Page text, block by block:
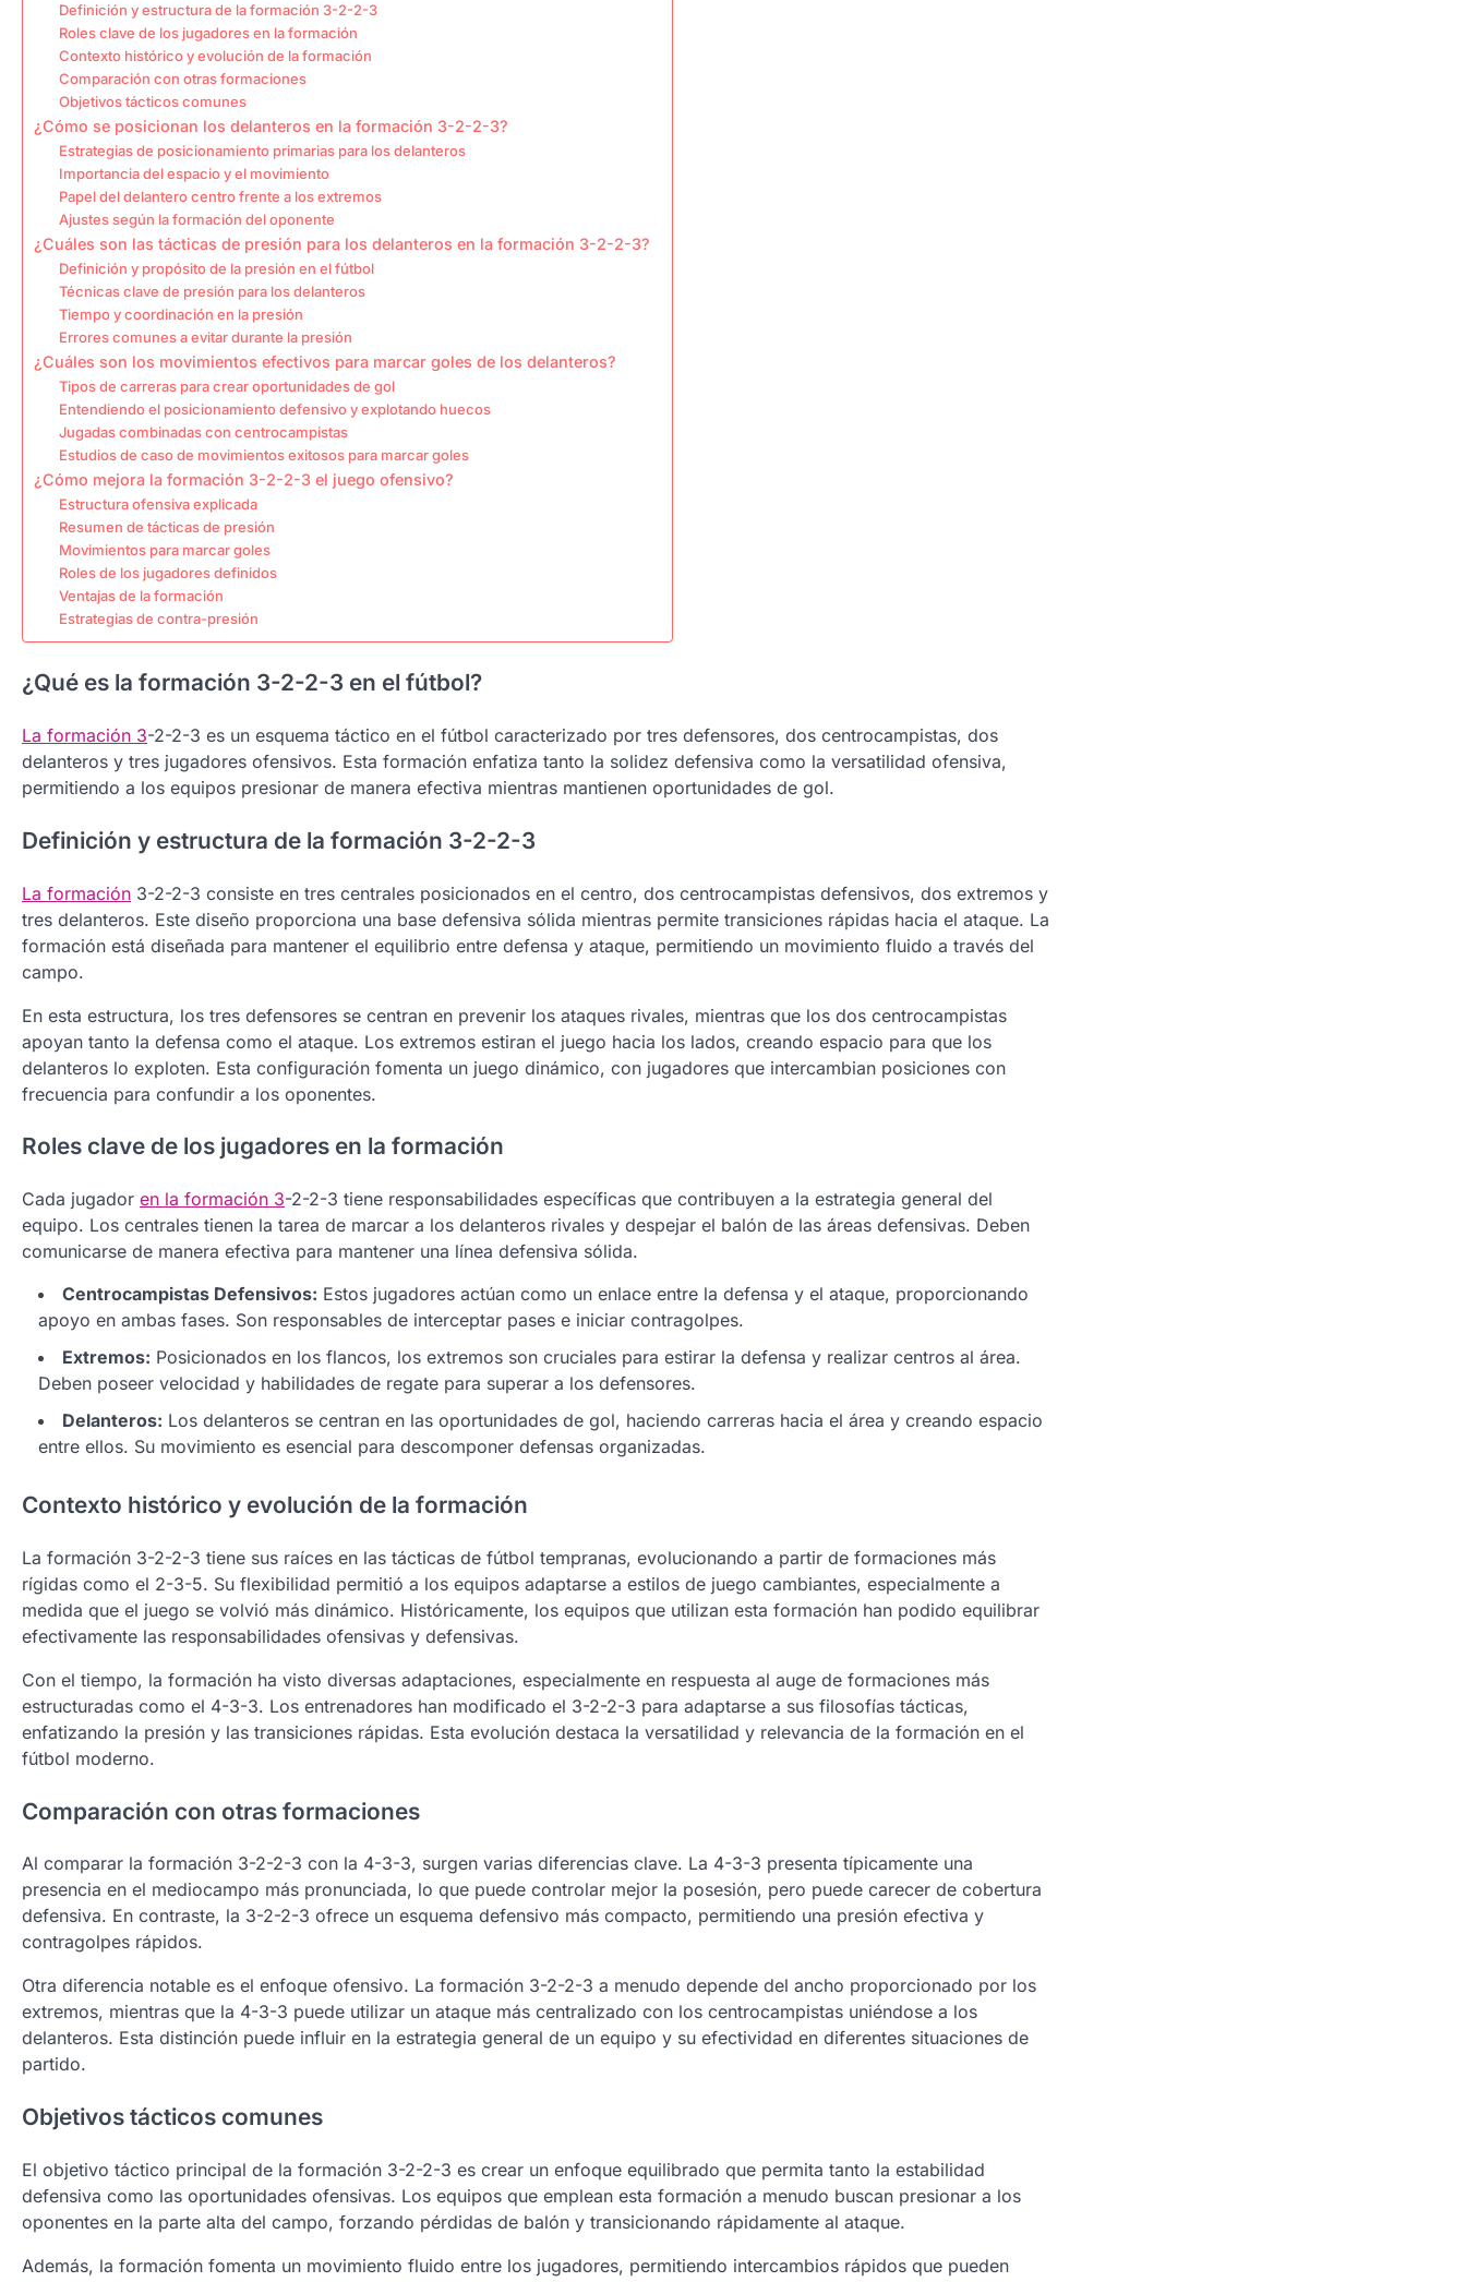
Definición y estructura de la formación 3-2-2-3
Roles clave de los jugadores en la formación
Contexto histórico y evolución de la formación
Comparación con otras formaciones
Objetivos tácticos comunes
¿Cómo se posicionan los delanteros en la formación 3-2-2-3?
Estrategias de posicionamiento primarias para los delanteros
Importancia del espacio y el movimiento
Papel del delantero centro frente a los extremos
Ajustes según la formación del oponente
¿Cuáles son las tácticas de presión para los delanteros en la formación 3-2-2-3?
Definición y propósito de la presión en el fútbol
Técnicas clave de presión para los delanteros
Tiempo y coordinación en la presión
Errores comunes a evitar durante la presión
¿Cuáles son los movimientos efectivos para marcar goles de los delanteros?
Tipos de carreras para crear oportunidades de gol
Entendiendo el posicionamiento defensivo y explotando huecos
Jugadas combinadas con centrocampistas
Estudios de caso de movimientos exitosos para marcar goles
¿Cómo mejora la formación 3-2-2-3 el juego ofensivo?
Estructura ofensiva explicada
Resumen de tácticas de presión
Movimientos para marcar goles
Roles de los jugadores definidos
Ventajas de la formación
Estrategias de contra-presión
¿Qué es la formación 3-2-2-3 en el fútbol?
La formación 3-2-2-3 es un esquema táctico en el fútbol caracterizado por tres defensores, dos centrocampistas, dos
delanteros y tres jugadores ofensivos. Esta formación enfatiza tanto la solidez defensiva como la versatilidad ofensiva,
permitiendo a los equipos presionar de manera efectiva mientras mantienen oportunidades de gol.
Definición y estructura de la formación 3-2-2-3
La formación 3-2-2-3 consiste en tres centrales posicionados en el centro, dos centrocampistas defensivos, dos extremos y
tres delanteros. Este diseño proporciona una base defensiva sólida mientras permite transiciones rápidas hacia el ataque. La
formación está diseñada para mantener el equilibrio entre defensa y ataque, permitiendo un movimiento fluido a través del
campo.
En esta estructura, los tres defensores se centran en prevenir los ataques rivales, mientras que los dos centrocampistas
apoyan tanto la defensa como el ataque. Los extremos estiran el juego hacia los lados, creando espacio para que los
delanteros lo exploten. Esta configuración fomenta un juego dinámico, con jugadores que intercambian posiciones con
frecuencia para confundir a los oponentes.
Roles clave de los jugadores en la formación
Cada jugador en la formación 3-2-2-3 tiene responsabilidades específicas que contribuyen a la estrategia general del
equipo. Los centrales tienen la tarea de marcar a los delanteros rivales y despejar el balón de las áreas defensivas. Deben
comunicarse de manera efectiva para mantener una línea defensiva sólida.
Centrocampistas Defensivos: Estos jugadores actúan como un enlace entre la defensa y el ataque, proporcionando
apoyo en ambas fases. Son responsables de interceptar pases e iniciar contragolpes.
Extremos: Posicionados en los flancos, los extremos son cruciales para estirar la defensa y realizar centros al área.
Deben poseer velocidad y habilidades de regate para superar a los defensores.
Delanteros: Los delanteros se centran en las oportunidades de gol, haciendo carreras hacia el área y creando espacio
entre ellos. Su movimiento es esencial para descomponer defensas organizadas.
Contexto histórico y evolución de la formación
La formación 3-2-2-3 tiene sus raíces en las tácticas de fútbol tempranas, evolucionando a partir de formaciones más
rígidas como el 2-3-5. Su flexibilidad permitió a los equipos adaptarse a estilos de juego cambiantes, especialmente a
medida que el juego se volvió más dinámico. Históricamente, los equipos que utilizan esta formación han podido equilibrar
efectivamente las responsabilidades ofensivas y defensivas.
Con el tiempo, la formación ha visto diversas adaptaciones, especialmente en respuesta al auge de formaciones más
estructuradas como el 4-3-3. Los entrenadores han modificado el 3-2-2-3 para adaptarse a sus filosofías tácticas,
enfatizando la presión y las transiciones rápidas. Esta evolución destaca la versatilidad y relevancia de la formación en el
fútbol moderno.
Comparación con otras formaciones
Al comparar la formación 3-2-2-3 con la 4-3-3, surgen varias diferencias clave. La 4-3-3 presenta típicamente una
presencia en el mediocampo más pronunciada, lo que puede controlar mejor la posesión, pero puede carecer de cobertura
defensiva. En contraste, la 3-2-2-3 ofrece un esquema defensivo más compacto, permitiendo una presión efectiva y
contragolpes rápidos.
Otra diferencia notable es el enfoque ofensivo. La formación 3-2-2-3 a menudo depende del ancho proporcionado por los
extremos, mientras que la 4-3-3 puede utilizar un ataque más centralizado con los centrocampistas uniéndose a los
delanteros. Esta distinción puede influir en la estrategia general de un equipo y su efectividad en diferentes situaciones de
partido.
Objetivos tácticos comunes
El objetivo táctico principal de la formación 3-2-2-3 es crear un enfoque equilibrado que permita tanto la estabilidad
defensiva como las oportunidades ofensivas. Los equipos que emplean esta formación a menudo buscan presionar a los
oponentes en la parte alta del campo, forzando pérdidas de balón y transicionando rápidamente al ataque.
Además, la formación fomenta un movimiento fluido entre los jugadores, permitiendo intercambios rápidos que pueden